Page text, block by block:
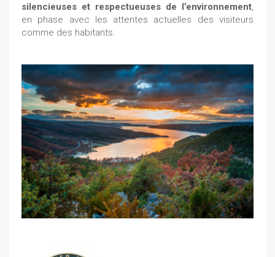
silencieuses et respectueuses de l’environnement,
en phase avec les attentes actuelles des visiteurs
comme des habitants.